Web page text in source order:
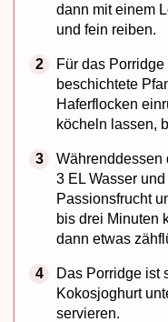
dann mit einem
und fein reiben.
Für das
beschichtete
Haferflocken
köcheln lassen,
Währenddessen
3 EL Wasser
Passionsfrucht
bis drei Minuten
dann etwas
Das Porridge ist
Kokosjoghurt
servieren.